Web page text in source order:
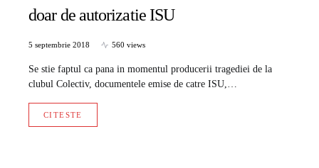
doar de autorizatie ISU
5 septembrie 2018 560 views
Se stie faptul ca pana in momentul producerii tragediei de la
clubul Colectiv, documentele emise de catre ISU,…
CITESTE